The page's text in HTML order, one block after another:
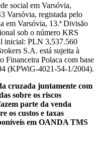
social em Varsóvia,
Varsóvia, registada pelo
em Varsóvia, 13.ª Divisão
sob o número KRS
inicial: PLN 3,537.560
S.A. está sujeita à
Financeira Polaca com base
(KPWiG-4021-54-1/2004).
cruzada juntamente com
sobre os riscos
parte da venda
os custos e taxas
em OANDA TMS